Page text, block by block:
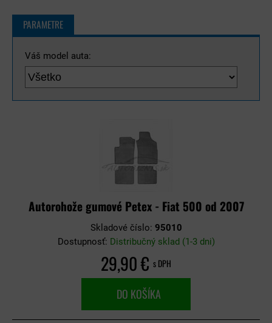
PARAMETRE
Váš model auta:
Autorohože gumové Petex - Fiat 500 od 2007
Skladové číslo: 95010
Dostupnosť: Distribučný sklad (1-3 dni)
29,90 € s DPH
DO KOŠÍKA